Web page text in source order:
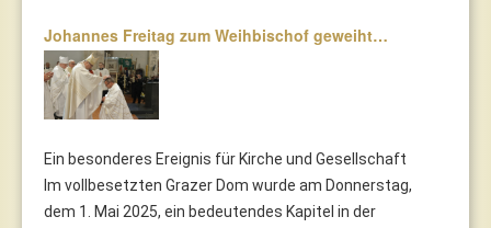
Johannes Freitag zum Weihbischof geweiht…
Ein besonderes Ereignis für Kirche und Gesellschaft
Im vollbesetzten Grazer Dom wurde am Donnerstag,
dem 1. Mai 2025, ein bedeutendes Kapitel in der